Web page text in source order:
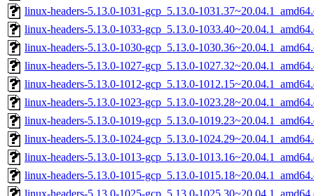
linux-headers-5.13.0-1031-gcp_5.13.0-
linux-headers-5.13.0-1033-gcp_5.13.0-
linux-headers-5.13.0-1030-gcp_5.13.0-
linux-headers-5.13.0-1027-gcp_5.13.0-
linux-headers-5.13.0-1012-gcp_5.13.0-
linux-headers-5.13.0-1023-gcp_5.13.0-
linux-headers-5.13.0-1019-gcp_5.13.0-
linux-headers-5.13.0-1024-gcp_5.13.0-
linux-headers-5.13.0-1013-gcp_5.13.0-
linux-headers-5.13.0-1015-gcp_5.13.0-